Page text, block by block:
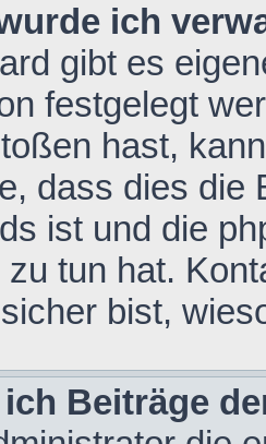
ich
gibt es
festgelegt
hast,
dass dies die
ist und die
tun hat.
bist,
Beiträge